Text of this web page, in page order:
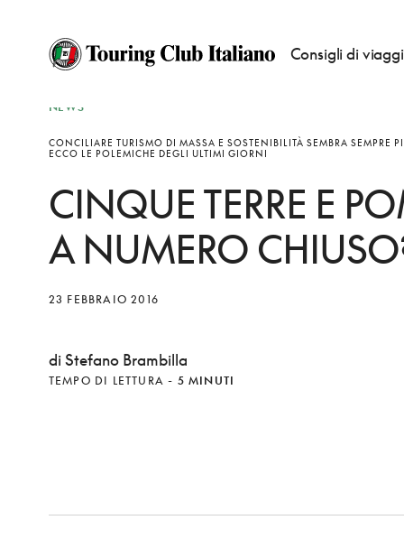
Consigli di
NEWS
CONCILIARE TURISMO DI MASSA E SOSTENIBILITÀ SEMBRA SEMPRE
ECCO LE POLEMICHE DEGLI ULTIMI GIORNI
CINQUE TERRE E
A NUMERO
23 FEBBRAIO 2016
di Stefano Brambilla
TEMPO DI LETTURA - 5 MINUTI